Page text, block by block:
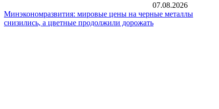
07.08.2026
Минэкономразвития: мировые цены на черные металлы
снизились, а цветные продолжили дорожать